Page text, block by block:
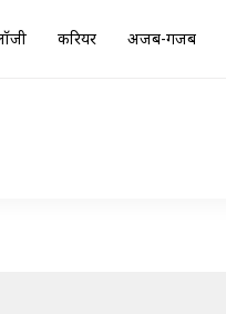
करियर अजब-गजब